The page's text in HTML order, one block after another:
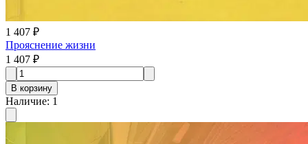
1 407 ₽
Прояснение жизни
1 407 ₽
В корзину
Наличие: 1